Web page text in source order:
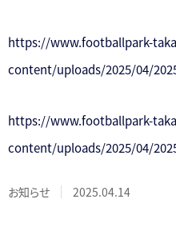
https://www.footballpark-
content/uploads/2025/04/
https://www.footballpark-
content/uploads/2025/04/
お知らせ 2025.04.14